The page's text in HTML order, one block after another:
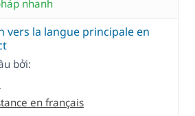
nhanh
vers la langue principale en
bởi:
en français